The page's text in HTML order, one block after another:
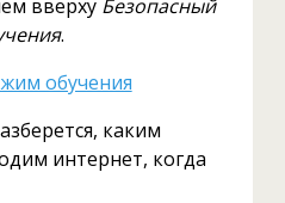
вверху Безопасный
.
каким
интернет, когда